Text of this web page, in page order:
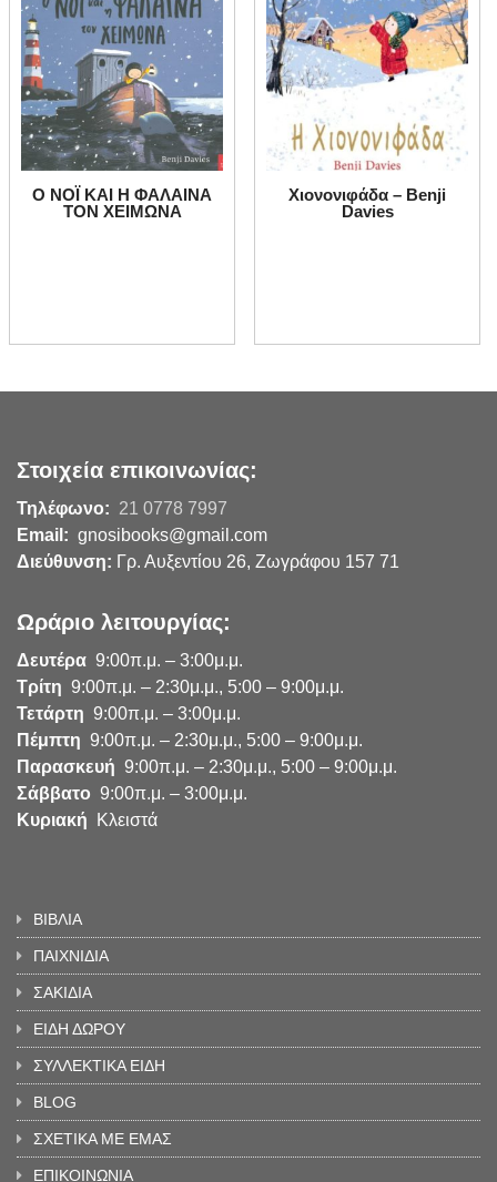
Ο ΝΟΪ ΚΑΙ Η ΦΑΛΑΙΝΑ
ΤΟΝ ΧΕΙΜΩΝΑ
Χιονονιφάδα – Benji
Davies
Στοιχεία επικοινωνίας:
Τηλέφωνο: 21 0778 7997
Email: gnosibooks@gmail.com
Διεύθυνση: Γρ. Αυξεντίου 26, Ζωγράφου 157 71
Ωράριο λειτουργίας:
Δευτέρα 9:00π.μ. – 3:00μ.μ.
Τρίτη 9:00π.μ. – 2:30μ.μ., 5:00 – 9:00μ.μ.
Τετάρτη 9:00π.μ. – 3:00μ.μ.
Πέμπτη 9:00π.μ. – 2:30μ.μ., 5:00 – 9:00μ.μ.
Παρασκευή 9:00π.μ. – 2:30μ.μ., 5:00 – 9:00μ.μ.
Σάββατο 9:00π.μ. – 3:00μ.μ.
Κυριακή Κλειστά
ΒΙΒΛΙΑ
ΠΑΙΧΝΙΔΙΑ
ΣΑΚΙΔΙΑ
ΕΙΔΗ ΔΩΡΟΥ
ΣΥΛΛΕΚΤΙΚΑ ΕΙΔΗ
BLOG
ΣΧΕΤΙΚΑ ΜΕ ΕΜΑΣ
ΕΠΙΚΟΙΝΩΝΙΑ